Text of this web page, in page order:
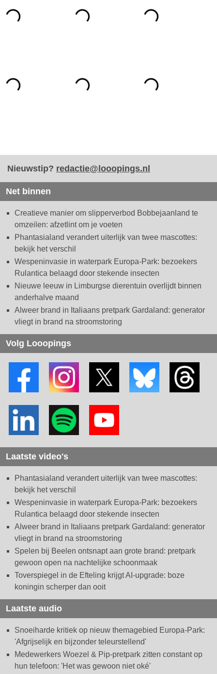
Nieuwstip? redactie@looopings.nl
Net binnen
Creatieve manier om slipperverbod Bobbejaanland te
omzeilen: afzetlint om je voeten
Phantasialand verandert uiterlijk van twee mascottes:
bekijk het verschil
Wespeninvasie in waterpark Europa-Park: bezoekers
Rulantica belaagd door stekende insecten
Nieuwe leeuw in Limburgse dierentuin overlijdt binnen
anderhalve maand
Alweer brand in Italiaans pretpark Gardaland: generator
vliegt in brand na stroomstoring
Volg Looopings
Laatste video's
Phantasialand verandert uiterlijk van twee mascottes:
bekijk het verschil
Wespeninvasie in waterpark Europa-Park: bezoekers
Rulantica belaagd door stekende insecten
Alweer brand in Italiaans pretpark Gardaland: generator
vliegt in brand na stroomstoring
Spelen bij Beelen ontsnapt aan grote brand: pretpark
gewoon open na nachtelijke schoonmaak
Toverspiegel in de Efteling krijgt AI-upgrade: boze
koningin scherper dan ooit
Laatste audio
Snoeiharde kritiek op nieuw themagebied Europa-Park:
'Afgrijselijk en bijzonder teleurstellend'
Medewerkers Woezel & Pip-pretpark zitten constant op
hun telefoon: 'Het was gewoon niet oké'